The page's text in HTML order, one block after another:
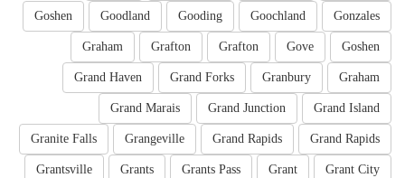
Gonzales
Goochland
Gooding
Goodland
Goshen
Goshen
Gove
Grafton
Grafton
Graham
Graham
Granbury
Grand Forks
Grand Haven
Grand Island
Grand Junction
Grand Marais
Grand Rapids
Grand Rapids
Grangeville
Granite Falls
Grant City
Grant
Grants Pass
Grants
Grantsville